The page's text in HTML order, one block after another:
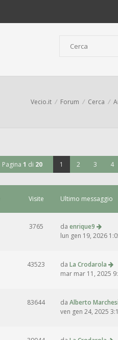
Vecio.it Forum Cerca
Pagina 1 di 20 1 2 3 4
Visite Ultimo messaggio
3765 da enrique9
lun gen 19, 2026
43523 da La Crodarola
mar mar 11, 2025
83644 da Alberto Marchesi
ven gen 24, 2025